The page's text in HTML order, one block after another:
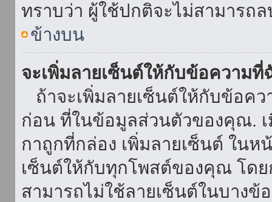
ทราบว่า ผู้ใช้ปกติจะไม่สามารถ
ข้างบน
จะเพิ่มลายเซ็นต์ให้กับข้อความที่
ถ้าจะเพิ่มลายเซ็นต์ให้กับข้อค
ก่อน ที่ในข้อมูลส่วนตัวของคุณ.
กาถูกที่กล่อง เพิ่มลายเซ็นต์ ใน
เซ็นต์ให้กับทุกโพสต์ของคุณ โด
สามารถไม่ใช้ลายเซ็นต์ในบางข้